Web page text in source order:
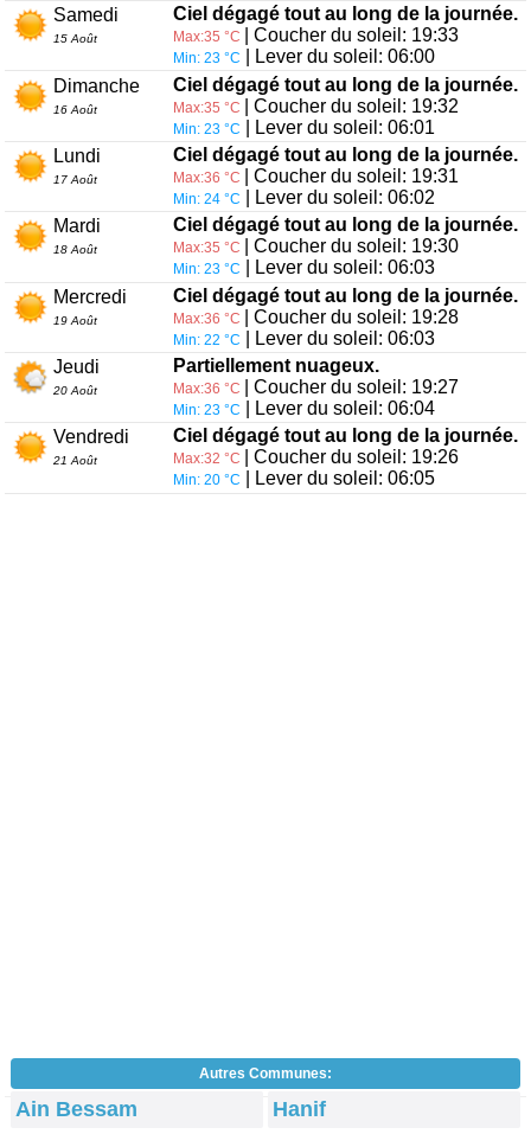
Samedi
15 Août
Ciel dégagé tout au long de la journée.
Max:35 °C | Coucher du soleil: 19:33
Min: 23 °C
| Lever du soleil: 06:00
Dimanche
16 Août
Ciel dégagé tout au long de la journée.
Max:35 °C | Coucher du soleil: 19:32
Min: 23 °C
| Lever du soleil: 06:01
Lundi
17 Août
Ciel dégagé tout au long de la journée.
Max:36 °C | Coucher du soleil: 19:31
Min: 24 °C
| Lever du soleil: 06:02
Mardi
18 Août
Ciel dégagé tout au long de la journée.
Max:35 °C | Coucher du soleil: 19:30
Min: 23 °C
| Lever du soleil: 06:03
Mercredi
19 Août
Ciel dégagé tout au long de la journée.
Max:36 °C | Coucher du soleil: 19:28
Min: 22 °C
| Lever du soleil: 06:03
Jeudi
20 Août
Partiellement nuageux.
Max:36 °C | Coucher du soleil: 19:27
Min: 23 °C
| Lever du soleil: 06:04
Vendredi
21 Août
Ciel dégagé tout au long de la journée.
Max:32 °C | Coucher du soleil: 19:26
Min: 20 °C | Lever du soleil: 06:05
Autres Communes:
Ain Bessam
Hanif